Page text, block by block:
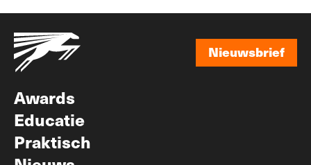
Nieuwsbrief
Awards
Educatie
Praktisch